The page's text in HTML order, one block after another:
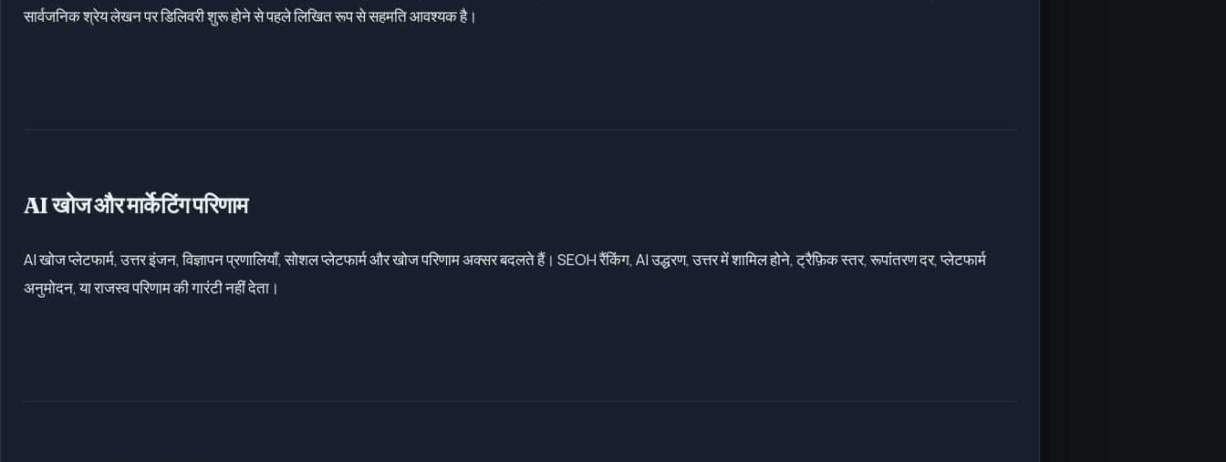
सार्वजनिक श्रेय लेखन पर डिलिवरी शुरू होने से पहले लिखित रूप से सहमति आवश्यक है।
AI खोज और मार्केटिंग परिणाम
AI खोज प्लेटफार्म, उत्तर इंजन, विज्ञापन प्रणालियाँ, सोशल प्लेटफार्म और खोज परिणाम अक्सर बदलते हैं। SEOH रैंकिंग, AI उद्धरण, उत्तर में शामिल होने, ट्रैफ़िक स्तर, रूपांतरण दर, प्लेटफार्म
अनुमोदन, या राजस्व परिणाम की गारंटी नहीं देता।